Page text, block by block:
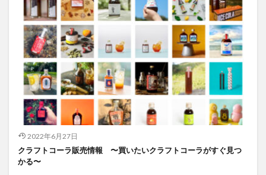
2022年6月27日
クラフトコーラ販売情報 〜買いたいクラフトコーラがすぐ見つ
かる〜